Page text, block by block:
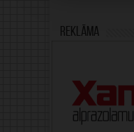
Reklāma